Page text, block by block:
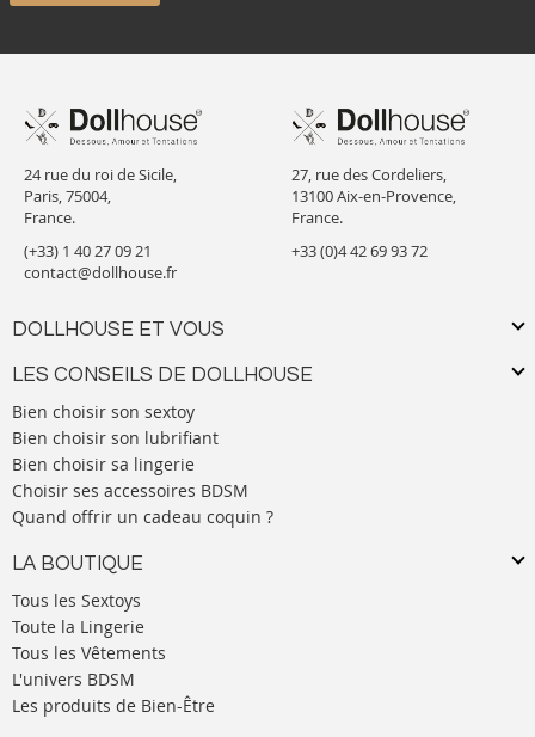
24 rue du roi de Sicile,
Paris, 75004,
France.
(+33) 1 40 27 09 21
contact@dollhouse.fr
DOLLHOUSE ET VOUS
LES CONSEILS DE DOLLHOUSE
Bien choisir son sextoy
Bien choisir son lubrifiant
Bien choisir sa lingerie
Choisir ses accessoires BDSM
Quand offrir un cadeau coquin ?
LA BOUTIQUE
Tous les Sextoys
Toute la Lingerie
Tous les Vêtements
L'univers BDSM
Les produits de Bien-Être
27, rue des Cordeliers,
13100 Aix-en-Provence,
France.
+33 (0)4 42 69 93 72